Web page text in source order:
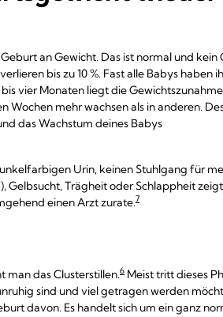
an Gewicht. Das ist normal und kein
bis zu 10 %. Fast alle Babys haben
vier Monaten liegt die Gewichtszunahme
Wochen mehr wachsen als in anderen.
das Wachstum deines Babys
Urin, keinen Stuhlgang für
Gelbsucht, Trägheit oder Schlappheit
einen Arzt zurate.7
man das Clusterstillen.6 Meist tritt dieses
sind und viel getragen werden
davon. Es handelt sich um ein ganz